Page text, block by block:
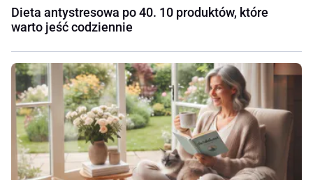
Dieta antystresowa po 40. 10 produktów, które
warto jeść codziennie